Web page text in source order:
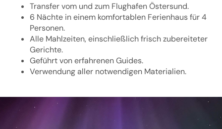
Transfer vom und zum Flughafen Östersund.
6 Nächte in einem komfortablen Ferienhaus für 4
Personen.
Alle Mahlzeiten, einschließlich frisch zubereiteter
Gerichte.
Geführt von erfahrenen Guides.
Verwendung aller notwendigen Materialien.